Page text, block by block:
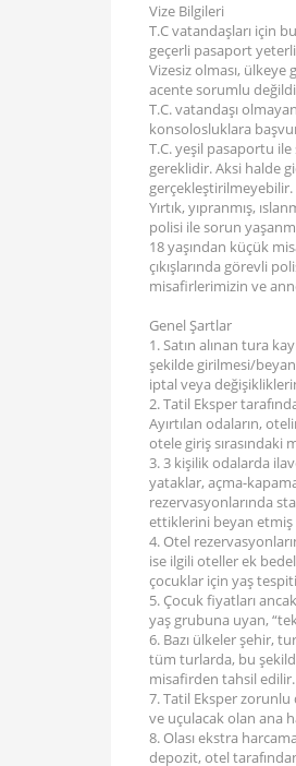
Vize Bilgileri
T.C vatandaşları için
geçerli pasaport
Vizesiz olması,
acente sorumlu
T.C. vatandaşı
konsolosluklara
T.C. yeşil pasaportu
gereklidir. Aksi halde
Yırtık, yıpranmış,
polisi ile sorun
18 yaşından küçük
çıkışlarında görevli
misafirlerimizin ve
Genel Şartlar
1. Satın alınan tura
şekilde girilmesi/
iptal veya
2. Tatil Eksper
Ayırtılan odaların,
otele giriş sırasındaki
3. 3 kişilik odalarda
yataklar, açma-
rezervasyonlarında
ettiklerini beyan etmiş
4. Otel
ise ilgili oteller ek
çocuklar için yaş
5. Çocuk fiyatları
yaş grubuna uyan,
6. Bazı ülkeler şehir,
tüm turlarda, bu
misafirden tahsil edilir.
7. Tatil Eksper
ve uçulacak olan ana
8. Olası ekstra
depozit, otel